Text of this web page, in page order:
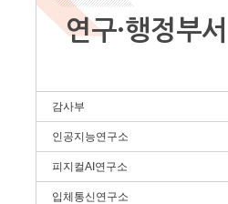
연구·행정부서
감사부
인공지능연구소
피지컬AI연구소
입체통신연구소